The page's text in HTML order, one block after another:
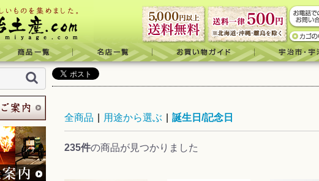
全商品 用途から選ぶ 誕生日/記念日
235件の商品が見つかりました